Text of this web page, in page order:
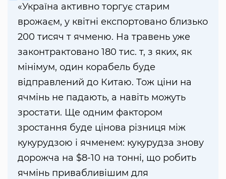
«Україна активно торгує старим
врожаєм, у квітні експортовано близько
200 тисяч т ячменю. На травень уже
законтрактовано 180 тис. т, з яких, як
мінімум, один корабель буде
відправлений до Китаю. Тож ціни на
ячмінь не падають, а навіть можуть
зростати. Ще одним фактором
зростання буде цінова різниця між
кукурудзою і ячменем: кукурудза знову
дорожча на $8-10 на тонні, що робить
ячмінь привабливішим для